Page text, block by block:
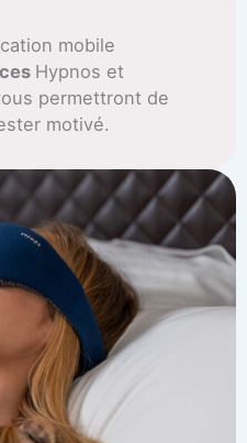
mobile
Hypnos et
permettront de
motivé.